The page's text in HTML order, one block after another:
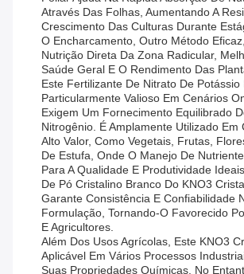
Através Das Folhas, Aumentando A
Crescimento Das Culturas Durante
O Encharcamento, Outro Método
Nutrição Direta Da Zona Radicular,
Saúde Geral E O Rendimento Das
Este Fertilizante De Nitrato De Potássio
Particularmente Valioso Em Cenários
Exigem Um Fornecimento Equilibrado
Nitrogênio. É Amplamente Utilizado Em
Alto Valor, Como Vegetais, Frutas,
De Estufa, Onde O Manejo De
Para A Qualidade E Produtividade
De Pó Cristalino Branco Do KNO3
Garante Consistência E Confiabilidade
Formulação, Tornando-O Favorecido
E Agricultores.
Além Dos Usos Agrícolas, Este KNO3
Aplicável Em Vários Processos
Suas Propriedades Químicas. No